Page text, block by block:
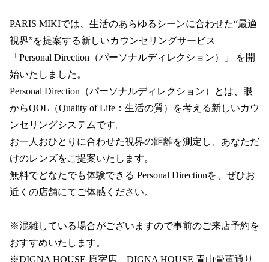
グッズ・小物
ブランドを探す
ブランド一覧
コンテンツを探す
スタッフコンテンツ
スタッフコンテンツ一覧
コーディネート
PARIS MIKIでは、生活のあらゆるシーンに合わせた“最適
視界”を提案する新しいカウンセリングサービス
「Personal Direction（パーソナルディレクション）」 を開
始いたしました。
Personal Direction（パーソナルディレクション）とは、眼
からQOL（Quality of Life：生活の質）を考える新しいカウ
ンセリングシステムです。
お一人おひとりに合わせた視界の距離を測定し、あなただ
けのレンズをご提案いたします。
無料でどなたでも体験できる Personal Directionを、ぜひお
近くの店舗にてご体感ください。
※混雑している場合がございますので事前のご来店予約を
おすすめいたします。
※DIGNA HOUSE 原宿店、DIGNA HOUSE 青山骨董通り